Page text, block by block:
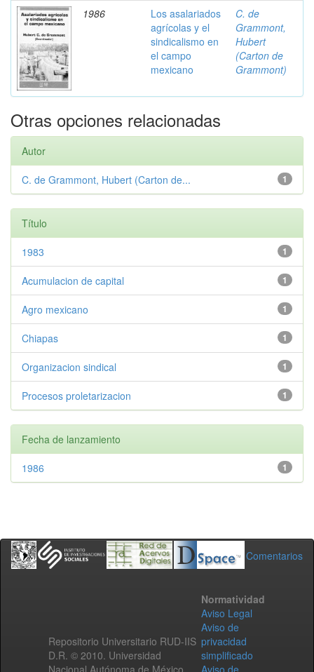
1986
Los asalariados
agrícolas y el
sindicalismo en
el campo
mexicano
C. de
Grammont,
Hubert
(Carton de
Grammont)
Otras opciones relacionadas
Autor
1
C. de Grammont, Hubert (Carton de...
Título
1
1983
1
Acumulacion de capital
1
Agro mexicano
1
Chiapas
1
Organizacion sindical
1
Procesos proletarizacion
Fecha de lanzamiento
1
1986
Comentarios
Repositorio Universitario RUD-IIS
D.R. © 2010. Universidad
Nacional Autónoma de México.
Normatividad
Aviso Legal
Aviso de
privacidad
simplificado
Aviso de